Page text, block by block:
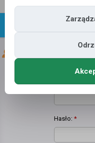
Hasło: *